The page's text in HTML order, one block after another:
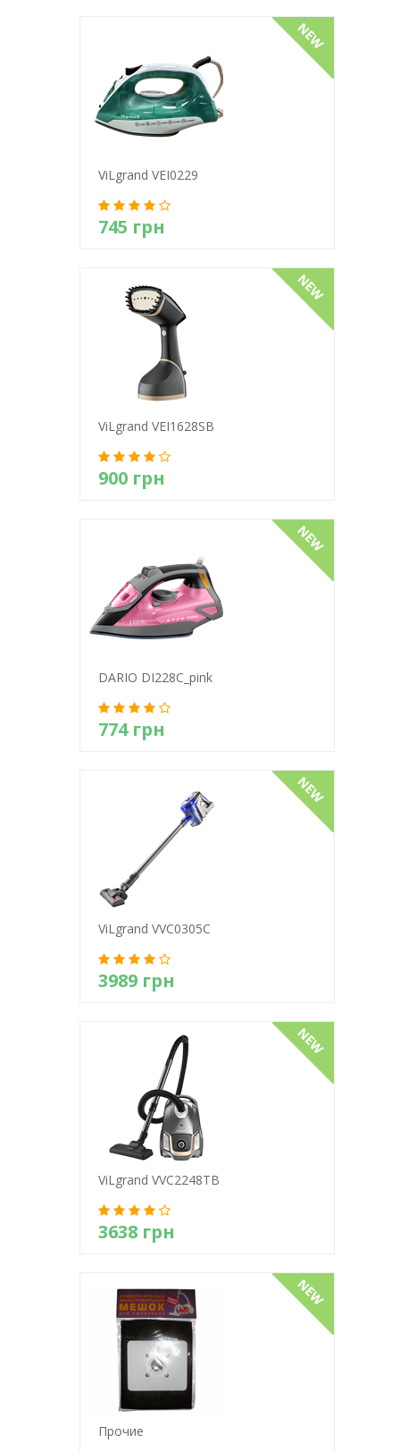
ViLgrand VEI0229
745 грн
ViLgrand VEI1628SB
900 грн
DARIO DI228C_рink
774 грн
ViLgrand VVC0305С
3989 грн
Детально
ViLgrand VVC2248TB
3638 грн
Прочие